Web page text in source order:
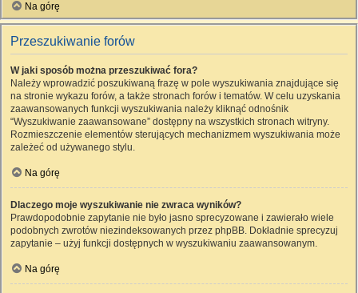
Na górę
Przeszukiwanie forów
W jaki sposób można przeszukiwać fora?
Należy wprowadzić poszukiwaną frazę w pole wyszukiwania znajdujące się
na stronie wykazu forów, a także stronach forów i tematów. W celu uzyskania
zaawansowanych funkcji wyszukiwania należy kliknąć odnośnik
“Wyszukiwanie zaawansowane” dostępny na wszystkich stronach witryny.
Rozmieszczenie elementów sterujących mechanizmem wyszukiwania może
zależeć od używanego stylu.
Na górę
Dlaczego moje wyszukiwanie nie zwraca wyników?
Prawdopodobnie zapytanie nie było jasno sprecyzowane i zawierało wiele
podobnych zwrotów niezindeksowanych przez phpBB. Dokładnie sprecyzuj
zapytanie – użyj funkcji dostępnych w wyszukiwaniu zaawansowanym.
Na górę